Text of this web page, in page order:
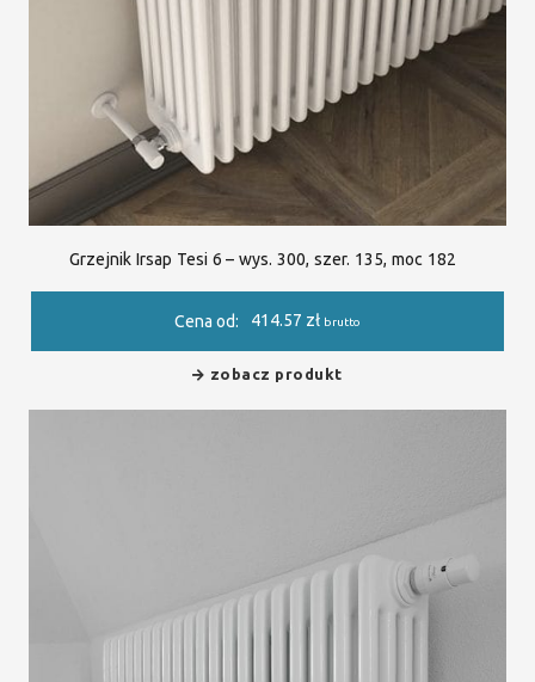
Grzejnik Irsap Tesi 6 – wys. 300, szer. 135, moc 182
Cena od: 414.57 zł brutto
zobacz produkt